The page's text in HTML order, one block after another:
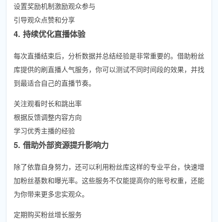
设置奖励机制激励观众参与
引导观众点赞和分享
4. 持续优化直播体验
每次直播结束后，分析数据并总结经验是非常重要的。借助粉丝
库提供的刷直播人气服务，你可以测试不同时间段的效果，并找
到最适合自己的直播节奏。
关注观看时长和跳出率
根据反馈调整内容方向
学习优秀主播的经验
5. 借助外部资源提升影响力
除了依靠自身努力，还可以利用粉丝库这样的专业平台，快速增
加粉丝基数和曝光率。这些服务不仅能提高你的账号权重，还能
为你带来更多忠实观众。
定期购买粉丝增长服务